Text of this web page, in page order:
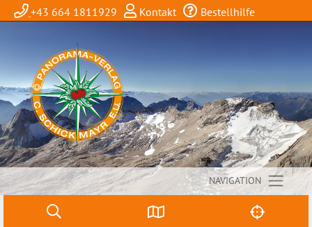
+43 664 1811929 Kontakt Bestellhilfe
NAVIGATION